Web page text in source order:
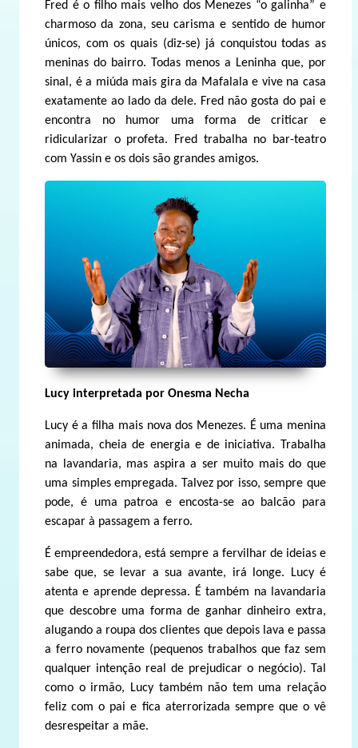
Fred é o filho mais velho dos Menezes “o galinha” e
charmoso da zona, seu carisma e sentido de humor
únicos, com os quais (diz-se) já conquistou todas as
meninas do bairro. Todas menos a Leninha que, por
sinal, é a miúda mais gira da Mafalala e vive na casa
exatamente ao lado da dele. Fred não gosta do pai e
encontra no humor uma forma de criticar e
ridicularizar o profeta. Fred trabalha no bar-teatro
com Yassin e os dois são grandes amigos.
Lucy interpretada por Onesma Necha
Lucy é a filha mais nova dos Menezes. É uma menina
animada, cheia de energia e de iniciativa. Trabalha
na lavandaria, mas aspira a ser muito mais do que
uma simples empregada. Talvez por isso, sempre que
pode, é uma patroa e encosta-se ao balcão para
escapar à passagem a ferro.
É empreendedora, está sempre a fervilhar de ideias e
sabe que, se levar a sua avante, irá longe. Lucy é
atenta e aprende depressa. É também na lavandaria
que descobre uma forma de ganhar dinheiro extra,
alugando a roupa dos clientes que depois lava e passa
a ferro novamente (pequenos trabalhos que faz sem
qualquer intenção real de prejudicar o negócio). Tal
como o irmão, Lucy também não tem uma relação
feliz com o pai e fica aterrorizada sempre que o vê
desrespeitar a mãe.